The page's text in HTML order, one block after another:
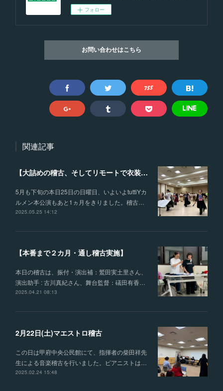
フォロー
お問い合わせはこちら
関連記事
【大詰めの稽古、そしてリモートで衣装合わせを行いました】
5月も下旬の本日25日の日曜日、いよいよtuttiYカ
ルメン本公演もあと1ヵ月をきりました。稽古…
2025.05.25 14:12
【本番まで２カ月・通し稽古実施】
本日の稽古は、振付・演出補：鷲田実土里さん、
演出助手 : 古川真紀さん、舞台監督：礒田有香…
2025.04.21 08:13
2月22日(土)マエストロ稽古
この日は甲府中央公民館にて、指揮者の柴田祥先
生による音楽稽古を行いました。ピアニストは…
2025.02.24 15:48